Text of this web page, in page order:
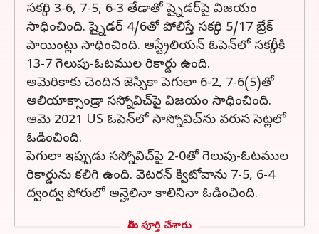
సక్కరి 3-6, 7-5, 6-3 తేడాతో ష్నైడర్‌పై విజయం
సాధించింది. ష్నైడర్ 4/6తో పోలిస్తే సక్కరి 5/17 బ్రేక్
పాయింట్లు సాధించింది. ఆస్ట్రేలియన్ ఓపెన్‌లో సక్కరీకి
13-7 గెలుపు-ఓటముల రికార్డు ఉంది.
అమెరికాకు చెందిన జెస్సికా పెగులా 6-2, 7-6(5)తో
అలియాక్సాండ్రా సస్నోవిచ్‌పై విజయం సాధించింది.
ఆమె 2021 US ఓపెన్‌లో సాస్నోవిచ్‌ను వరుస సెట్లలో
ఓడించింది.
పెగులా ఇప్పుడు సస్నోవిచ్‌పై 2-0తో గెలుపు-ఓటముల
రికార్డును కలిగి ఉంది. వెటరన్ క్విటోవాను 7-5, 6-4
ద్వంద్వ పోరులో అన్హెలినా కాలినినా ఓడించింది.
మీరు పూర్తి చేశారు